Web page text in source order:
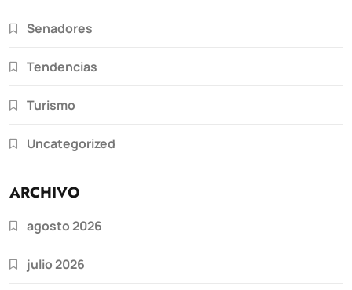
Senadores
Tendencias
Turismo
Uncategorized
ARCHIVO
agosto 2026
julio 2026